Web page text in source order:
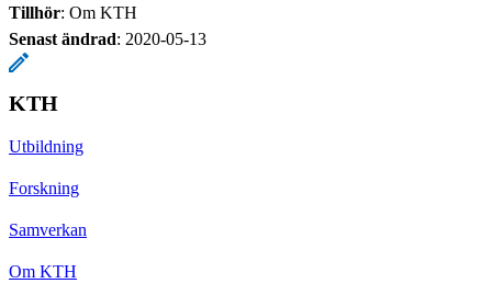
Tillhör: Om KTH
Senast ändrad: 2020-05-13
KTH
Utbildning
Forskning
Samverkan
Om KTH